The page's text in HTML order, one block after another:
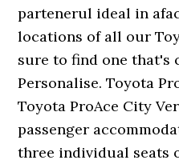
partenerul ideal in
locations of all our
sure to find one that's
Personalise. Toyota
Toyota ProAce City
passenger
three individual seats